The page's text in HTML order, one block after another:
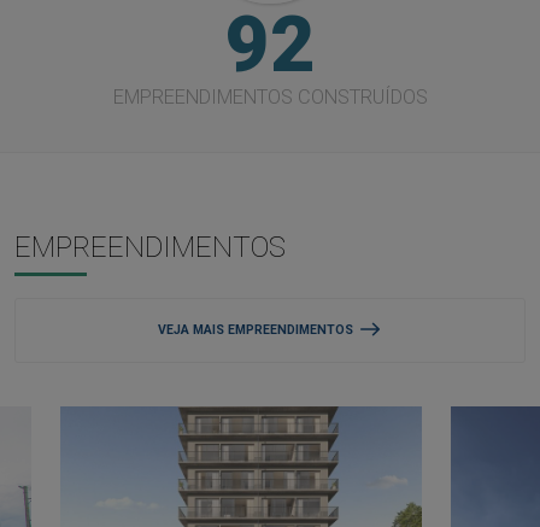
92
EMPREENDIMENTOS CONSTRUÍDOS
EMPREENDIMENTOS
VEJA MAIS EMPREENDIMENTOS